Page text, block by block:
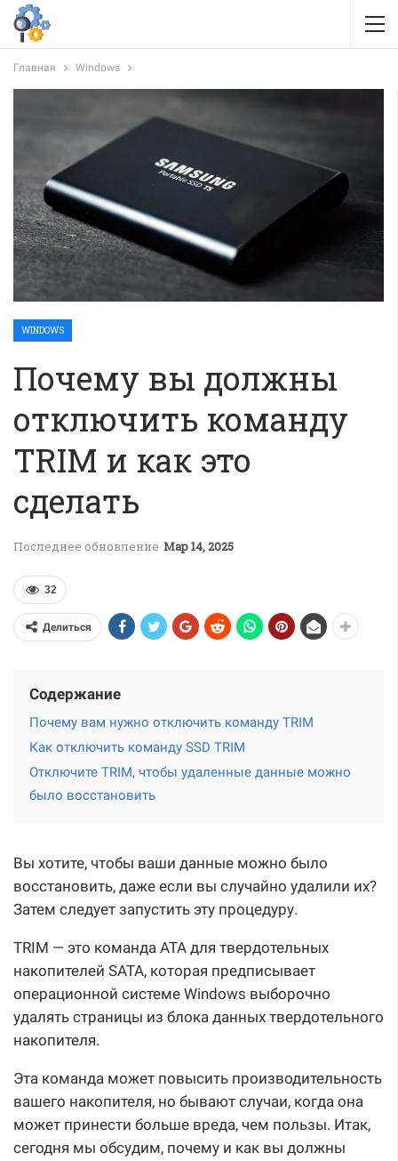
Главная Windows
WINDOWS
Почему вы должны
отключить команду
TRIM и как это
сделать
Последнее обновление Мар 14, 2025
32
Делиться
Содержание
Почему вам нужно отключить команду TRIM
Как отключить команду SSD TRIM
Отключите TRIM, чтобы удаленные данные можно
было восстановить
Вы хотите, чтобы ваши данные можно было
восстановить, даже если вы случайно удалили их?
Затем следует запустить эту процедуру.
TRIM — это команда ATA для твердотельных
накопителей SATA, которая предписывает
операционной системе Windows выборочно
удалять страницы из блока данных твердотельного
накопителя.
Эта команда может повысить производительность
вашего накопителя, но бывают случаи, когда она
может принести больше вреда, чем пользы. Итак,
сегодня мы обсудим, почему и как вы должны